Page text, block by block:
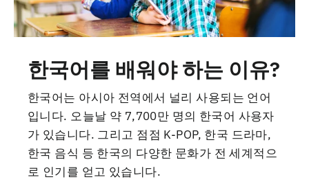
한국어를 배워야 하는 이유?
한국어는 아시아 전역에서 널리 사용되는 언어
입니다. 오늘날 약 7,700만 명의 한국어 사용자
가 있습니다. 그리고 점점 K-POP, 한국 드라마,
한국 음식 등 한국의 다양한 문화가 전 세계적으
로 인기를 얻고 있습니다.